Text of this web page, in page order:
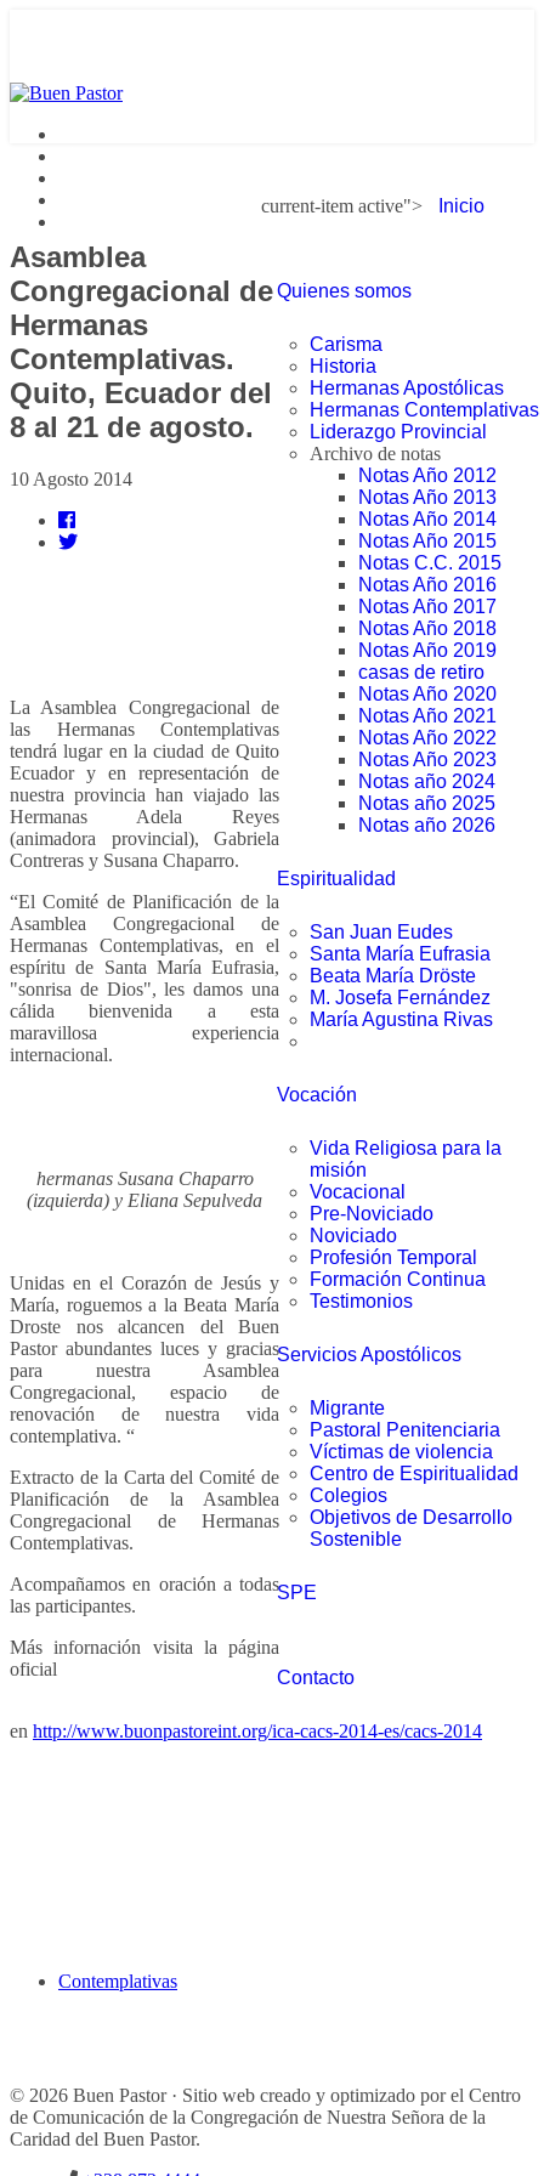
current-item active"> Inicio
Quienes somos
Carisma
Historia
Hermanas Apostólicas
Hermanas Contemplativas
Liderazgo Provincial
Archivo de notas
Notas Año 2012
Notas Año 2013
Notas Año 2014
Notas Año 2015
Notas C.C. 2015
Notas Año 2016
Notas Año 2017
Notas Año 2018
Notas Año 2019
casas de retiro
Notas Año 2020
Notas Año 2021
Notas Año 2022
Notas Año 2023
Notas año 2024
Notas año 2025
Notas año 2026
Espiritualidad
San Juan Eudes
Santa María Eufrasia
Beata María Dröste
M. Josefa Fernández
María Agustina Rivas
Vocación
Vida Religiosa para la
misión
Vocacional
Pre-Noviciado
Noviciado
Profesión Temporal
Formación Continua
Testimonios
Servicios Apostólicos
Migrante
Pastoral Penitenciaria
Víctimas de violencia
Centro de Espiritualidad
Colegios
Objetivos de Desarrollo
Sostenible
SPE
Contacto
Asamblea
Congregacional de
Hermanas
Contemplativas.
Quito, Ecuador del
8 al 21 de agosto.
10 Agosto 2014
La Asamblea Congregacional de
las Hermanas Contemplativas
tendrá lugar en la ciudad de Quito
Ecuador y en representación de
nuestra provincia han viajado las
Hermanas Adela Reyes
(animadora provincial), Gabriela
Contreras y Susana Chaparro.
“El Comité de Planificación de la
Asamblea Congregacional de
Hermanas Contemplativas, en el
espíritu de Santa María Eufrasia,
"sonrisa de Dios", les damos una
cálida bienvenida a esta
maravillosa experiencia
internacional.
hermanas Susana Chaparro
(izquierda) y Eliana Sepulveda
Unidas en el Corazón de Jesús y
María, roguemos a la Beata María
Droste nos alcancen del Buen
Pastor abundantes luces y gracias
para nuestra Asamblea
Congregacional, espacio de
renovación de nuestra vida
contemplativa. “
Extracto de la Carta del Comité de
Planificación de la Asamblea
Congregacional de Hermanas
Contemplativas.
Acompañamos en oración a todas
las participantes.
Más infornación visita la página
oficial
en http://www.buonpastoreint.org/ica-cacs-2014-es/cacs-2014
Contemplativas
© 2026 Buen Pastor · Sitio web creado y optimizado por el Centro
de Comunicación de la Congregación de Nuestra Señora de la
Caridad del Buen Pastor.